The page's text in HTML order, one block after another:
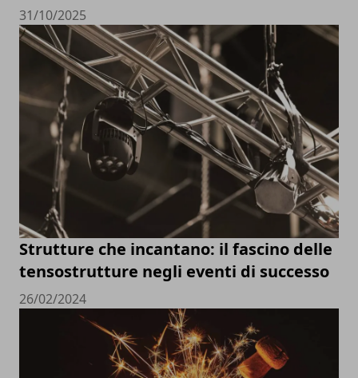
31/10/2025
Strutture che incantano: il fascino delle
tensostrutture negli eventi di successo
26/02/2024